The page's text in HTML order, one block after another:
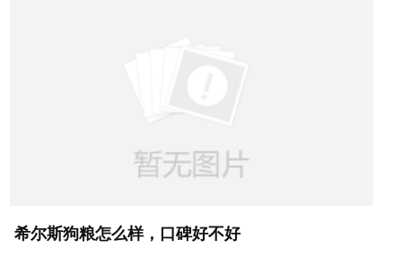
希尔斯狗粮怎么样，口碑好不好